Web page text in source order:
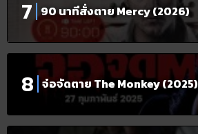
90 นาทีสั่งตาย Mercy (2026)
จ๋อจัดตาย The Monkey (2025)